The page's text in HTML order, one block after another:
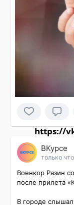
https://
ВКурсе
только что
Военкор Разин
после прилета
В городе